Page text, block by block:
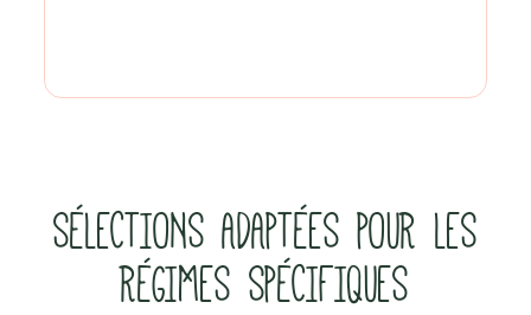
SÉLECTIONS ADAPTÉES POUR LES
RÉGIMES SPÉCIFIQUES